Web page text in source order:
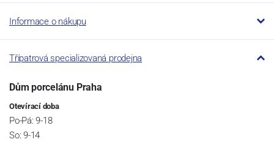
Informace o nákupu
Třípatrová specializovaná prodejna
Dům porcelánu Praha
Otevírací doba
Po-Pá: 9-18
So: 9-14